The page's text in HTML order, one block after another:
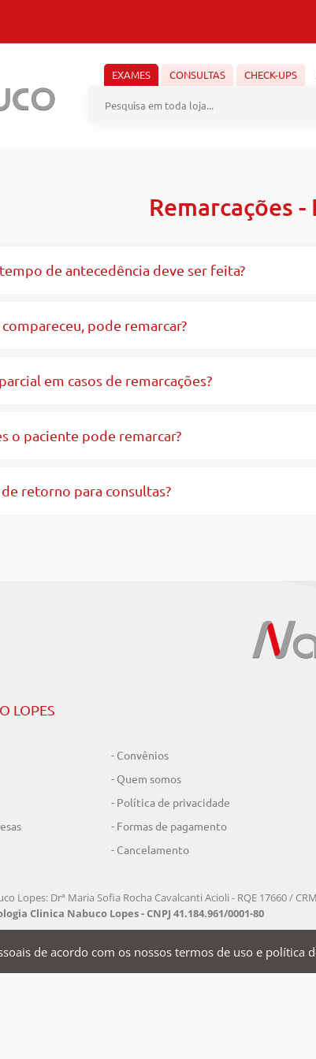
de acordo com os nossos termos de uso e política
EXAMES CONSULTAS CHECK-UPS
Remarcações
de antecedência deve ser feita?
pode remarcar?
em casos de remarcações?
o paciente pode remarcar?
retorno para consultas?
LOPES
- Convênios
- Quem somos
- Política de privacidade
- Formas de pagamento
- Cancelamento
Lopes: Drª Maria Sofia Rocha Cavalcanti Acioli - RQE 17660 /
Clinica Nabuco Lopes - CNPJ 41.184.961/0001-80